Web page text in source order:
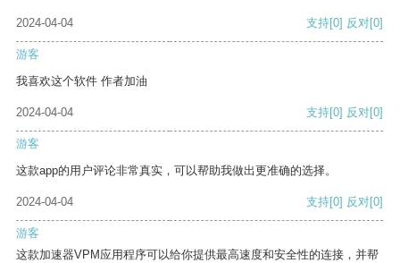
2024-04-04 支持[0] 反对[0]
游客
我喜欢这个软件 作者加油
2024-04-04 支持[0] 反对[0]
游客
这款app的用户评论非常真实，可以帮助我做出更准确的选择。
2024-04-04 支持[0] 反对[0]
游客
这款加速器VPM应用程序可以给你提供最高速度和安全性的连接，并帮